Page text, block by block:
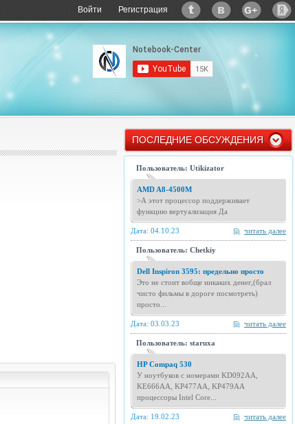
Войти Регистрация
ПОСЛЕДНИЕ ОБСУЖДЕНИЯ
Пользователь: Utikizator
AMD A8-4500M
>А этот процессор поддерживает
функцию вертуализация Да
читать далее
Дата: 04.10.23
Пользователь: Chetkiy
Dell Inspiron 3595: предельно просто
Это не стоит вобще никаких денег,(брал
чисто фильмы в дороге посмотреть)
просто...
читать далее
Дата: 03.03.23
Пользователь: staruxa
HP Compaq 530
У ноутбуков с номерами KD092AA,
KE666AA, KP477AA, KP479AA
процессоры Intel Core...
читать далее
Дата: 19.02.23